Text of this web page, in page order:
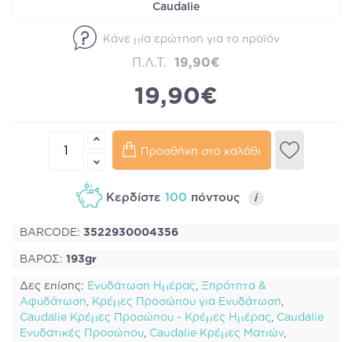
Caudalie
Κάνε μία ερώτηση για το προϊόν
Π.Λ.Τ. 19,90€
19,90€
Προσθήκη στο καλάθι
Κερδίστε 100 πόντους i
BARCODE: 3522930004356
ΒΑΡΟΣ: 193gr
Δες επίσης: Ενυδάτωση Ημέρας, Ξηρότητα &
Αφυδάτωση, Κρέμες Προσώπου για Ενυδάτωση,
Caudalie Κρέμες Προσώπου - Κρέμες Ημέρας, Caudalie
Ενυδατικές Προσώπου, Caudalie Κρέμες Ματιών,